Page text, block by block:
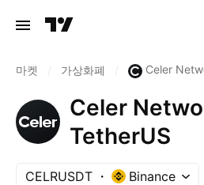
마켓 가상화폐 Celer
Celer
TetherUS
CELRUSDT Binance